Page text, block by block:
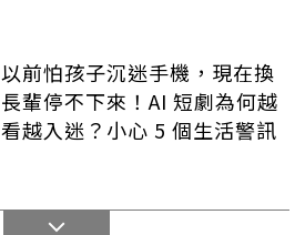
以前怕孩子沉迷手機，現在換
長輩停不下來！AI 短劇為何越
看越入迷？小心 5 個生活警訊